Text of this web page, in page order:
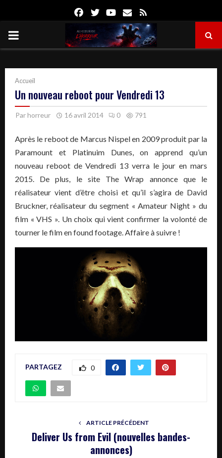
FacebookTwitterYoutube
Email
PRIMARY
Accueil
Un nouveau reboot pour Vendredi 13
Parhorreur 16 avril 2014 0 791
Après le reboot de Marcus Nispel en 2009 produit par la
Paramount et Platinuim Dunes, on apprend qu’un
nouveau reboot de Vendredi 13 verra le jour en mars
2015. De plus, le site The Wrap annonce que le
réalisateur vient d’être choisi et qu’il s’agira de David
Bruckner, réalisateur du segment « Amateur Night » du
film « VHS ». Un choix qui vient confirmer la volonté de
tourner le film en found footage. Affaire à suivre !
PARTAGEZ 0
ARTICLE PRÉCÉDENT
Deliver Us from Evil (nouvelles bandes-
annonces)